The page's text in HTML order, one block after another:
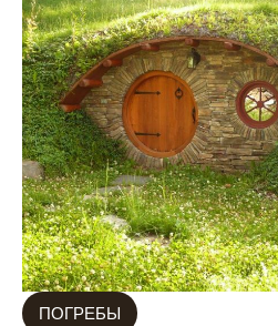
ПОГРЕБЫ